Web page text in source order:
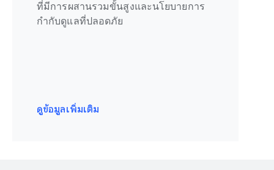
ที่มีการผสานรวมขั้นสูงและนโยบายการ
กำกับดูแลที่ปลอดภัย
ดูข้อมูลเพิ่มเติม